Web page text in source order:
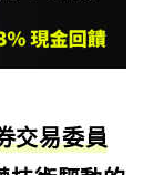
交易委員